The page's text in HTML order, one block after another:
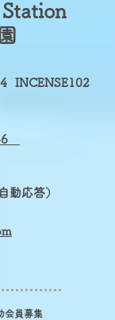
INCENSE102
6
応答）
会員募集